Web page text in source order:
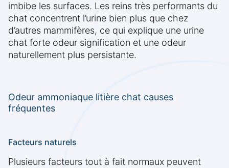
imbibe les surfaces. Les reins très performants du
chat concentrent l’urine bien plus que chez
d’autres mammifères, ce qui explique une urine
chat forte odeur signification et une odeur
naturellement plus persistante.
Odeur ammoniaque litière chat causes
fréquentes
Facteurs naturels
Plusieurs facteurs tout à fait normaux peuvent